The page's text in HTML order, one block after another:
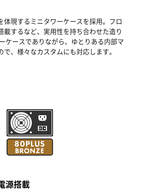
体現するミニタワーケースを採用。フロ
載するなど、実用性を持ち合わせた造り
ケースでありながら、ゆとりある内部マ
、様々なカスタムにも対応します。
源搭載